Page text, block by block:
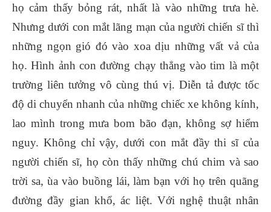
họ cảm thấy bỏng rát, nhất là vào những trưa hè.
Nhưng dưới con mắt lãng mạn của người chiến sĩ thì
những ngọn gió đó vào xoa dịu những vất vả của
họ. Hình ảnh con đường chạy thẳng vào tim là một
trường liên tưởng vô cùng thú vị. Diễn tả được tốc
độ di chuyển nhanh của những chiếc xe không kính,
lao mình trong mưa bom bão đạn, không sợ hiểm
nguy. Không chỉ vậy, dưới con mắt đầy thi sĩ của
người chiến sĩ, họ còn thấy những chú chim và sao
trời sa, ùa vào buồng lái, làm bạn với họ trên quãng
đường đầy gian khổ, ác liệt. Với nghệ thuật nhân